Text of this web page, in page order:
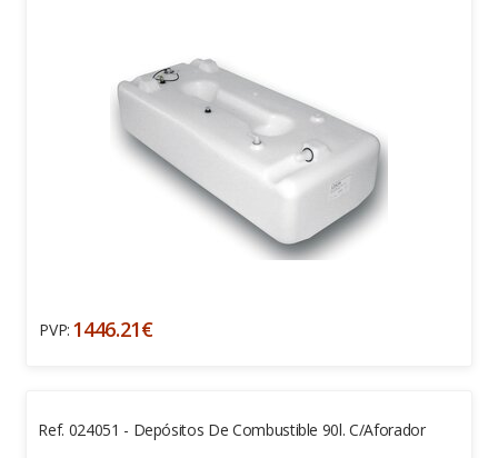
PVP: 1446.21€
Ref. 024051 - Depósitos De Combustible 90l. C/aforador